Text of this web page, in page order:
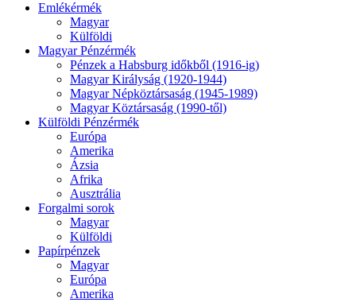
Emlékérmék
Magyar
Külföldi
Magyar Pénzérmék
Pénzek a Habsburg időkből (1916-ig)
Magyar Királyság (1920-1944)
Magyar Népköztársaság (1945-1989)
Magyar Köztársaság (1990-től)
Külföldi Pénzérmék
Európa
Amerika
Ázsia
Afrika
Ausztrália
Forgalmi sorok
Magyar
Külföldi
Papírpénzek
Magyar
Európa
Amerika